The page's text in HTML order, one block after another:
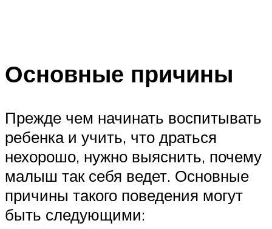
Основные причины
Прежде чем начинать воспитывать
ребенка и учить, что драться
нехорошо, нужно выяснить, почему
малыш так себя ведет. Основные
причины такого поведения могут
быть следующими: